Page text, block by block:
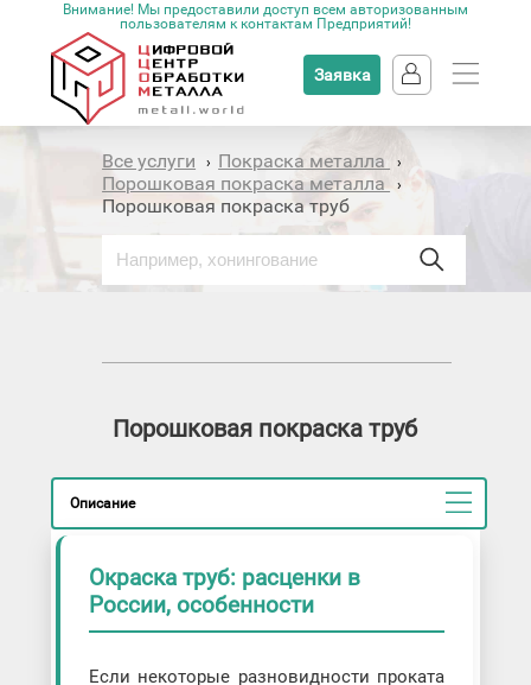
Внимание! Мы предоставили доступ всем авторизованным
пользователям к контактам Предприятий!
Заявка
Все услуги › Покраска металла ›
Порошковая покраска металла ›
Порошковая покраска труб
Порошковая покраска труб
Описание
Окраска труб: расценки в
России, особенности
Если некоторые разновидности проката